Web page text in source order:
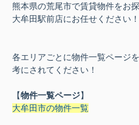
熊本県の荒尾市で賃貸物件をお
大牟田駅前店にお任せください！
各エリアごとに物件一覧ページ
考にされてください！
【物件一覧ページ】
大牟田市の物件一覧